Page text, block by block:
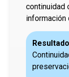
continuidad
información